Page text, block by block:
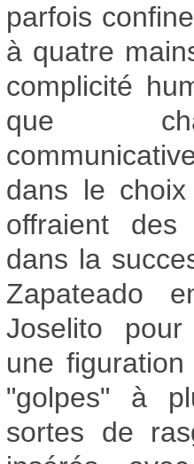
parfois
à quatre
complicité
que
dans le
offraient des
dans la
Zapateado
Joselito
une
"golpes" à
sortes de